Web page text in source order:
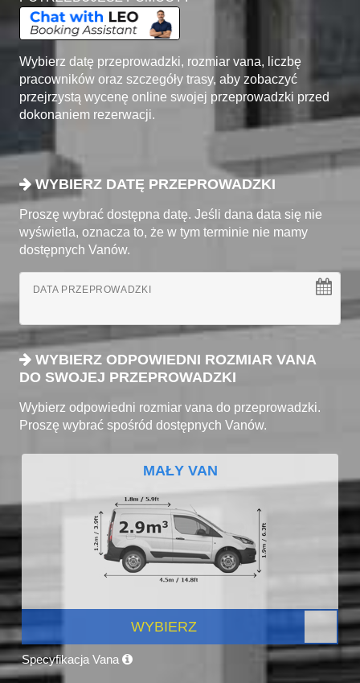
Wybierz datę przeprowadzki, rozmiar vana, liczbę
pracowników oraz szczegóły trasy, aby zobaczyć
przejrzystą wycenę online swojej przeprowadzki przed
dokonaniem rezerwacji.
WYBIERZ DATĘ PRZEPROWADZKI
Proszę wybrać dostępna datę. Jeśli dana data się nie
wyświetla, oznacza to, że w tym terminie nie mamy
dostępnych Vanów.
DATA PRZEPROWADZKI
WYBIERZ ODPOWIEDNI ROZMIAR VANA
DO SWOJEJ PRZEPROWADZKI
Wybierz odpowiedni rozmiar vana do przeprowadzki.
Proszę wybrać spośród dostępnych Vanów.
MAŁY VAN
WYBIERZ
Specyfikacja Vana